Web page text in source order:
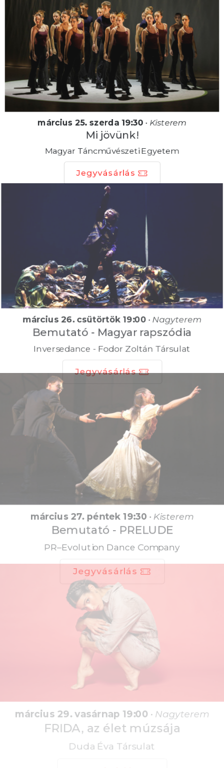
március 25. szerda 19:30 • Kisterem
Mi jövünk!
Magyar Táncművészeti Egyetem
Jegyvásárlás
március 26. csütörtök 19:00• Nagyterem
Bemutató - Magyar rapszódia
Inversedance - Fodor Zoltán Társulat
Jegyvásárlás
március 27. péntek 19:30• Kisterem
Bemutató - PRELUDE
PR–Evolution Dance Company
Jegyvásárlás
március 29. vasárnap 19:00• Nagyterem
FRIDA, az élet múzsája